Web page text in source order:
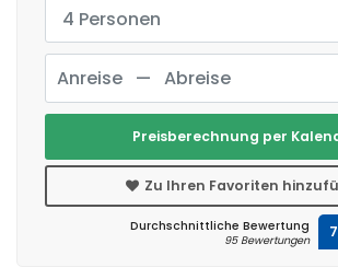
4 Personen
Preisberechnung per
Zu Ihren Favoriten
Durchschnittliche Bewertung
95 Bewertungen